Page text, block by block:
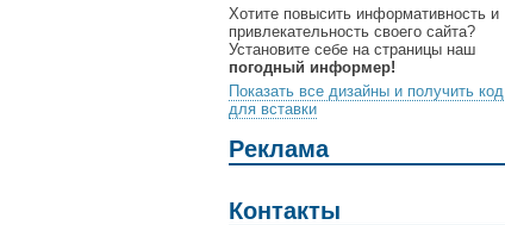
Хотите повысить информативность и
привлекательность своего сайта?
Установите себе на страницы наш
погодный информер!
Показать все дизайны и получить код
для вставки
Реклама
Контакты